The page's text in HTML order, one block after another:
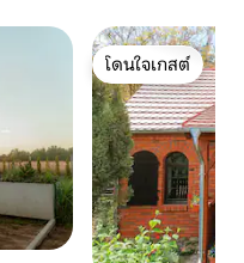
โดนใจเกสต์
โดนใจเกสต์